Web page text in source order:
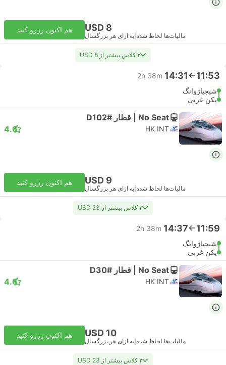
USD 8
مالیات‌ها لحاظ شده به ازای هر بزرگسال
هم اکنون رزرو کنید
۳ کلاس بیشتر از USD 8
11:53
14:31
2h 38m
شیجیاژوانگ
پکن غربی
No Seat | قطار #D102
HK INT
4.6
USD 9
مالیات‌ها لحاظ شده به ازای هر بزرگسال
هم اکنون رزرو کنید
۲ کلاس بیشتر از USD 23
11:59
14:37
2h 38m
شیجیاژوانگ
پکن غربی
No Seat | قطار #D30
HK INT
4.6
USD 10
مالیات‌ها لحاظ شده به ازای هر بزرگسال
هم اکنون رزرو کنید
۲ کلاس بیشتر از USD 23